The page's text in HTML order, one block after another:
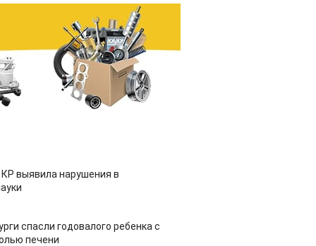
выявила нарушения в
спасли годовалого ребенка с
печени